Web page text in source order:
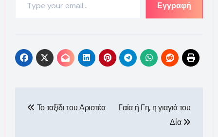
Εγγραφή
άρθρων
Το ταξίδι του Αριστέα
Γαία ή Γη, η γιαγιά του
Δία